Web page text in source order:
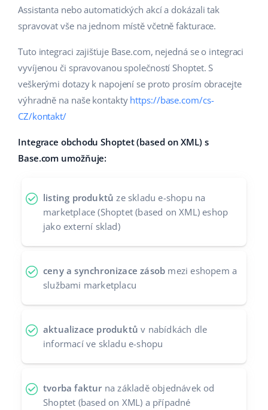
Další
Partneři
Kontakt
Français
polski
português (BR)
Assistanta nebo automatických akcí a dokázali tak
spravovat vše na jednom místě včetně fakturace.
Tuto integraci zajišťuje Base.com, nejedná se o integraci
vyvíjenou či spravovanou společností Shoptet. S
veškerými dotazy k napojení se proto prosím obracejte
výhradně na naše kontakty https://base.com/cs-
CZ/kontakt/
Integrace obchodu Shoptet (based on XML) s
Base.com umožňuje:
listing produktů ze skladu e-shopu na
marketplace (Shoptet (based on XML) eshop
jako externí sklad)
ceny a synchronizace zásob mezi eshopem a
službami marketplacu
aktualizace produktů v nabídkách dle
informací ve skladu e-shopu
tvorba faktur na základě objednávek od
Shoptet (based on XML) a případné